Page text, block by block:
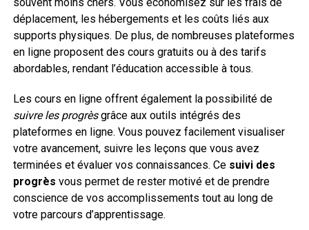
déplacement, les hébergements et les coûts liés aux
supports physiques. De plus, de nombreuses plateformes
en ligne proposent des cours gratuits ou à des tarifs
abordables, rendant l’éducation accessible à tous.
Les cours en ligne offrent également la possibilité de
suivre les progrèsgrâce aux outils intégrés des
plateformes en ligne. Vous pouvez facilement visualiser
votre avancement, suivre les leçons que vous avez
terminées et évaluer vos connaissances. Ce suivi des
progrès vous permet de rester motivé et de prendre
conscience de vos accomplissements tout au long de
votre parcours d’apprentissage.